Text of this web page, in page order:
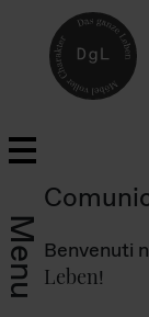
Menu Benvenuti
Leben!